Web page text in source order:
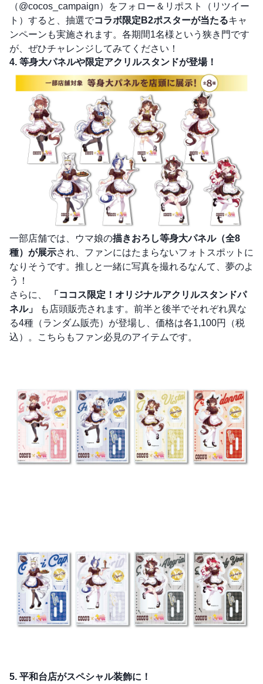
（@cocos_campaign）をフォロー＆リポスト（リツイー
ト）すると、抽選でコラボ限定B2ポスターが当たるキャ
ンペーンも実施されます。各期間1名様という狭き門です
が、ぜひチャレンジしてみてください！
4. 等身大パネルや限定アクリルスタンドが登場！
一部店舗では、ウマ娘の描きおろし等身大パネル（全8
種）が展示され、ファンにはたまらないフォトスポットに
なりそうです。推しと一緒に写真を撮れるなんて、夢のよ
う！
さらに、
「ココス限定！オリジナルアクリルスタンドパ
ネル」
も店頭販売されます。前半と後半でそれぞれ異な
る4種（ランダム販売）が登場し、価格は各1,100円（税
込）。こちらもファン必見のアイテムです。
5. 平和台店がスペシャル装飾に！